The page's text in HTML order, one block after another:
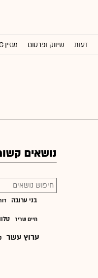
דעות שיווק ופרסום מגזין G
נושאים
בני ערובה
חיים שריר
ערוץ עשר